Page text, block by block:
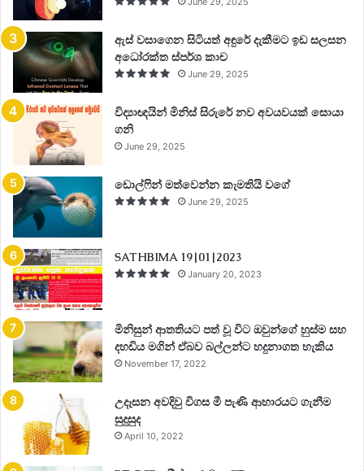
ඇස් වසාගෙන සිටියත් අඳුරේ දැකීමට ඉඩ සලසන
අධෝරක්ත ස්පර්ශ කාච
June 29, 2025
විද්‍යාඥයින් මිනිස් සිරුරේ නව අවයවයක් සොයා
ගනි
June 29, 2025
ඩොල්ෆින් මත්වෙන්න කැමතියි වගේ
June 29, 2025
SATHBIMA 19|01|2023
January 20, 2023
මිනිසුන් ආතතියට පත් වූ විට ඔවුන්ගේ හුස්ම සහ
දහඩිය මගින් ඒබව බල්ලන්ට හදුනාගත හැකිය
November 17, 2022
උදෑසන අවදිවු විගස මී පැණි ආහාරයට ගැනීම
සුදුසුද
April 10, 2022